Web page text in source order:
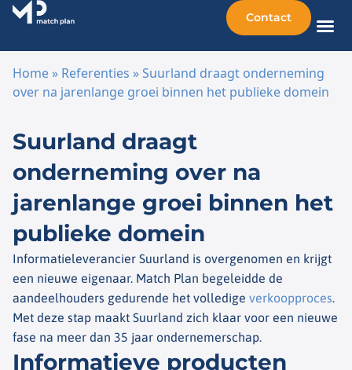
Contact
Home » Referenties »Suurland draagt onderneming
over na jarenlange groei binnen het publieke domein
Suurland draagt
onderneming over na
jarenlange groei binnen het
publieke domein
Informatieleverancier Suurland is overgenomen en krijgt
een nieuwe eigenaar. Match Plan begeleidde de
aandeelhouders gedurende het volledige verkoopproces.
Met deze stap maakt Suurland zich klaar voor een nieuwe
fase na meer dan 35 jaar ondernemerschap.
Informatieve producten